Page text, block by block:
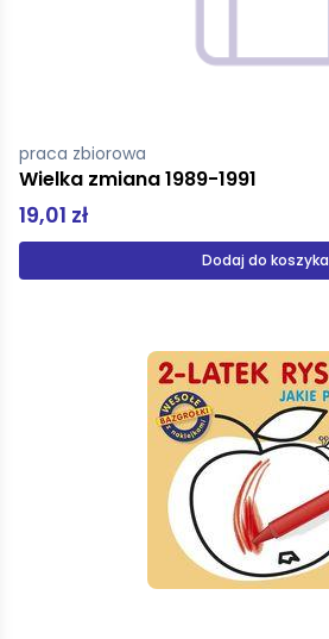
praca zbiorowa
Wielka zmiana 1989-1991
19,01 zł
Dodaj do koszyka